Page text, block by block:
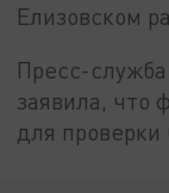
Елизовском
Пресс-
заявила, что
для проверки